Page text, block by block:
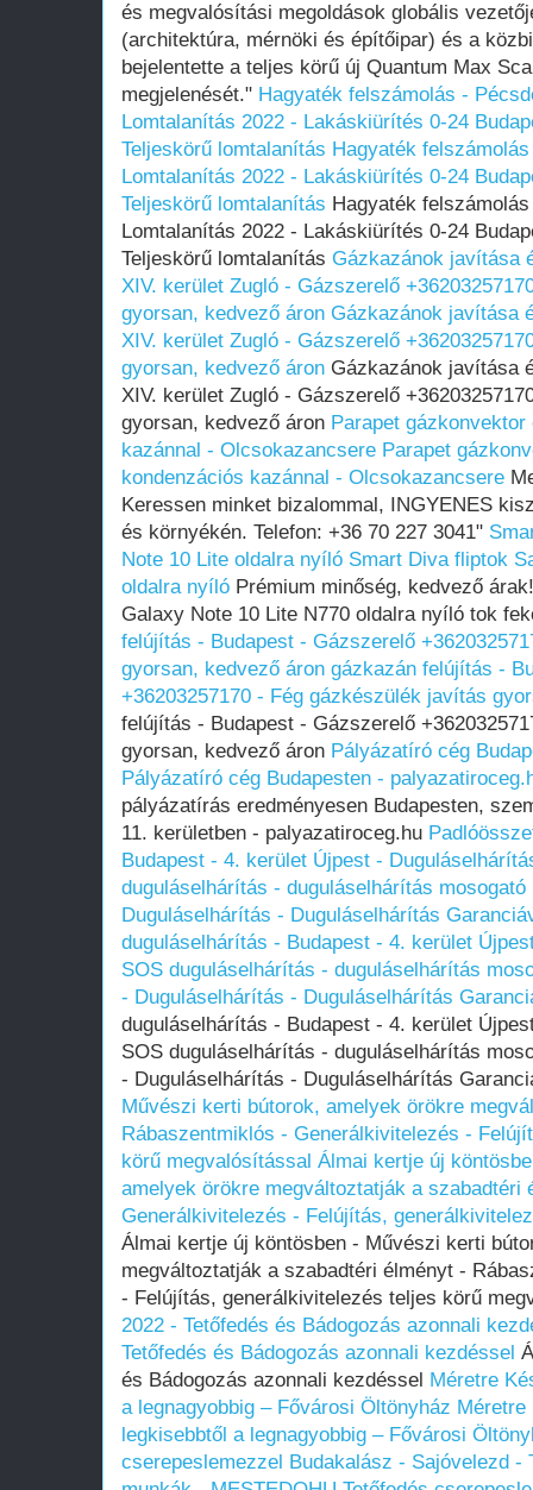
és megvalósítási megoldások globális
(architektúra, mérnöki és építőipar) és a
bejelentette a teljes körű új Quantum Max
megjelenését." Hagyaték felszámolás -
Lomtalanítás‎ 2022 - Lakáskiürítés 0-24
Teljeskörű lomtalanítás Hagyaték
Lomtalanítás‎ 2022 - Lakáskiürítés 0-24
Teljeskörű lomtalanítás Hagyaték
Lomtalanítás‎ 2022 - Lakáskiürítés 0-24
Teljeskörű lomtalanítás Gázkazánok javítása
XIV. kerület Zugló - Gázszerelő
gyorsan, kedvező áron Gázkazánok javítása
XIV. kerület Zugló - Gázszerelő
gyorsan, kedvező áron Gázkazánok javítása
XIV. kerület Zugló - Gázszerelő
gyorsan, kedvező áron Parapet
kazánnal - Olcsokazancsere Parapet
kondenzációs kazánnal - Olcsokazancsere
Keressen minket bizalommal, INGYENES
és környékén. Telefon: +36 70 227 3041"
Note 10 Lite oldalra nyíló Smart Diva fliptok
oldalra nyíló Prémium minőség, kedvező
Galaxy Note 10 Lite N770 oldalra nyíló tok
felújítás - Budapest - Gázszerelő
gyorsan, kedvező áron gázkazán felújítás -
+36203257170 - Fég gázkészülék javítás
felújítás - Budapest - Gázszerelő
gyorsan, kedvező áron Pályázatíró cég
Pályázatíró cég Budapesten -
pályázatírás eredményesen Budapesten,
11. kerületben - palyazatiroceg.hu
Budapest - 4. kerület Újpest -
duguláselhárítás - duguláselhárítás
Duguláselhárítás - Duguláselhárítás
duguláselhárítás - Budapest - 4. kerület
SOS duguláselhárítás - duguláselhárítás
- Duguláselhárítás - Duguláselhárítás
duguláselhárítás - Budapest - 4. kerület
SOS duguláselhárítás - duguláselhárítás
- Duguláselhárítás - Duguláselhárítás
Művészi kerti bútorok, amelyek örökre
Rábaszentmiklós - Generálkivitelezés -
körű megvalósítással Álmai kertje új
amelyek örökre megváltoztatják a szabadtéri
Generálkivitelezés - Felújítás,
Álmai kertje új köntösben - Művészi kerti
megváltoztatják a szabadtéri élményt -
- Felújítás, generálkivitelezés teljes körű
2022 - Tetőfedés és Bádogozás azonnali
Tetőfedés és Bádogozás azonnali kezdéssel
és Bádogozás azonnali kezdéssel Méretre
a legnagyobbig – Fővárosi Öltönyház
legkisebbtől a legnagyobbig – Fővárosi
cserepeslemezzel Budakalász - Sajóvelezd -